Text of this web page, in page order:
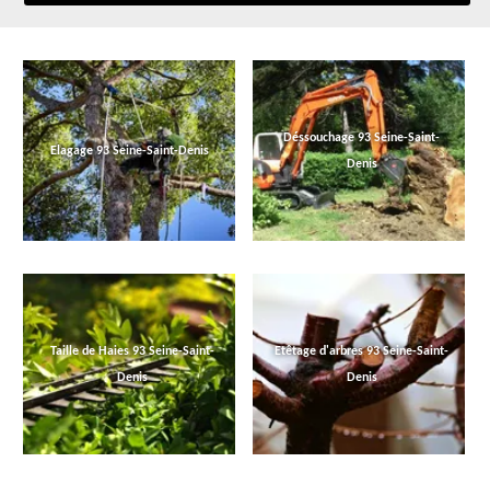
Elagage 93 Seine-Saint-Denis
Déssouchage 93 Seine-Saint-
Denis
Taille de Haies 93 Seine-Saint-
Denis
Etêtage d'arbres 93 Seine-Saint-
Denis